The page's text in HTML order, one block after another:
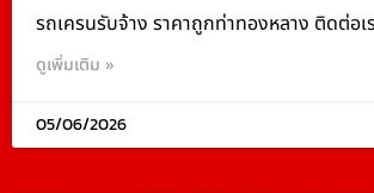
รถเครนรับจ้าง ราคาถูกท่าทองหลาง ติดต่อเ
ดูเพิ่มเติม »
05/06/2026